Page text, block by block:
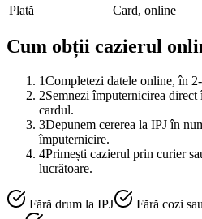
Plată
Card, online
Cum obții cazierul
1Completezi datele online, în
2Semnezi împuternicirea
cardul.
3Depunem cererea la IPJ în
împuternicire.
4Primești cazierul prin curier
lucrătoare.
Fără drum la IPJ Fără cozi